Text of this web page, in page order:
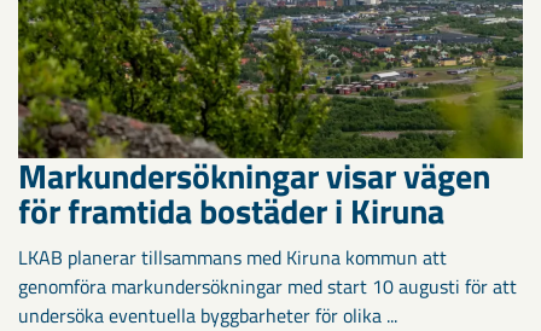
Markundersökningar visar vägen
för framtida bostäder i Kiruna
LKAB planerar tillsammans med Kiruna kommun att
genomföra markundersökningar med start 10 augusti för att
undersöka eventuella byggbarheter för olika ...